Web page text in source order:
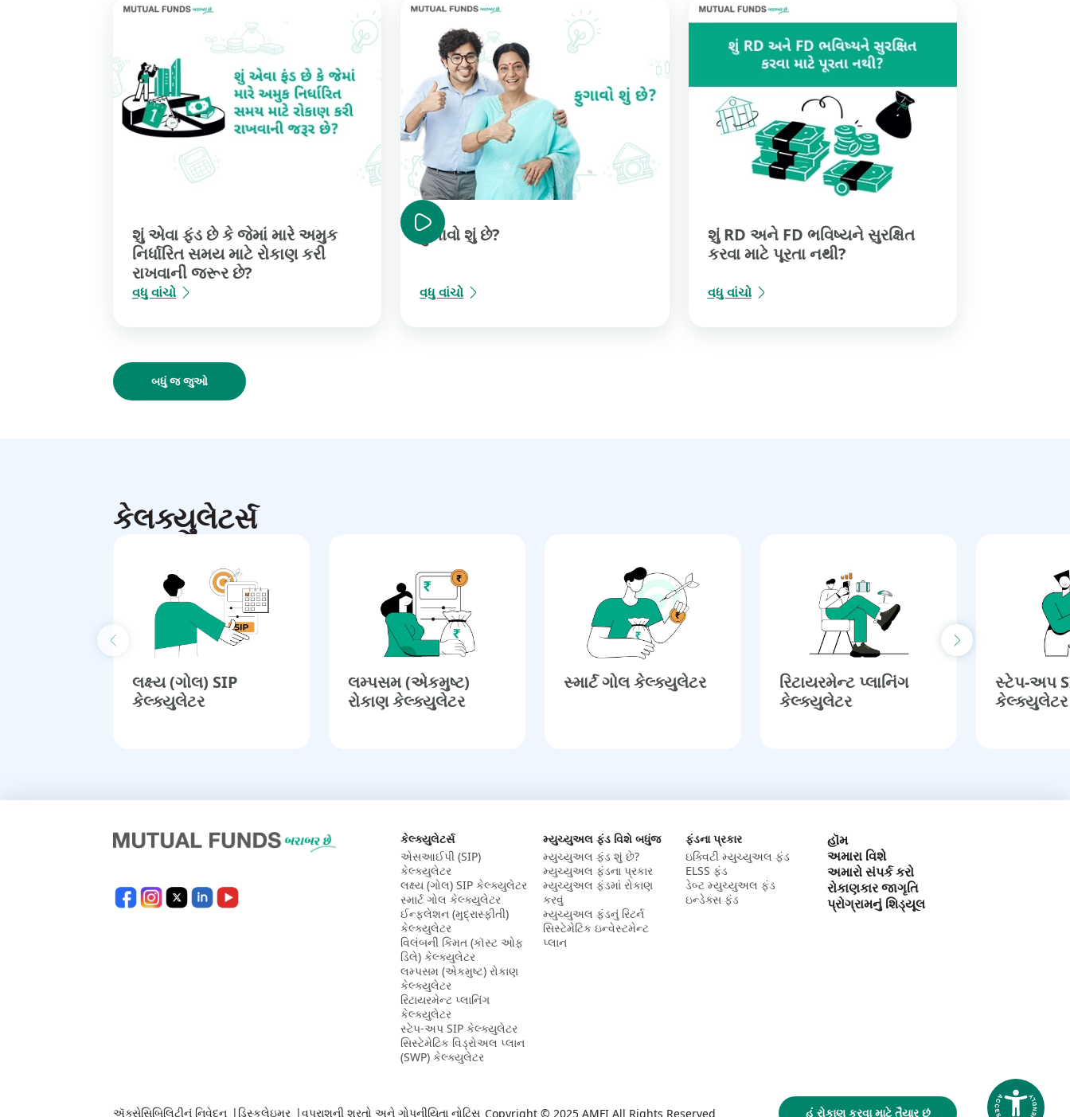
શું એવા ફંડ છે કે જેમાં મારે અમુક
નિર્ધારિત સમય માટે રોકાણ કરી
રાખવાની જરૂર છે?
વધુ વાંચો
ફુગાવો શું છે?
વધુ વાંચો
શું RD અને FD ભવિષ્યને સુરક્ષિત
કરવા માટે પૂરતા નથી?
વધુ વાંચો
બધું જ જુઓ
કેલક્યુલેટર્સ
લક્ષ્ય (ગોલ) SIP
કેલ્ક્યુલેટર​
લમ્પસમ (એકમુષ્ટ)
રોકાણ કેલ્ક્યુલેટર​
સ્માર્ટ ગોલ કેલ્ક્યુલેટર
રિટાયરમેન્ટ પ્લાનિંગ
કેલ્ક્યુલેટર​
સ્ટેપ-અપ
કેલ્ક્યુલેટર
Previous slide Next slide
કેલ્ક્યુલેટર્સ
એસઆઈપી (SIP)
કેલ્ક્યુલેટર​
લક્ષ્ય (ગોલ) SIP કેલ્ક્યુલેટર​
સ્માર્ટ ગોલ કેલ્ક્યુલેટર
ઈન્ફ્લેશન (મુદ્રાસ્ફીતી)
કેલ્ક્યુલેટર​
વિલંબની કિંમત (કૉસ્ટ ઓફ
ડિલે) કેલ્ક્યુલેટર​
લમ્પસમ (એકમુષ્ટ) રોકાણ
કેલ્ક્યુલેટર​
રિટાયરમેન્ટ પ્લાનિંગ
કેલ્ક્યુલેટર​
સ્ટેપ-અપ SIP કેલ્ક્યુલેટર
સિસ્ટેમેટિક વિડ્રોઅલ પ્લાન
(SWP) કેલ્ક્યુલેટર
મ્યુચ્યુઅલ ફંડ વિશે બધુંજ
મ્યુચ્યુઅલ ફંડ શું છે?
મ્યુચ્યુઅલ ફંડના પ્રકાર
મ્યુચ્યુઅલ ફંડમાં રોકાણ
કરવું
મ્યુચ્યુઅલ ફંડનું રિટર્ન
સિસ્ટેમેટિક ઇન્વેસ્ટમેન્ટ
પ્લાન
ફંડના પ્રકાર
ઇક્વિટી મ્યુચ્યુઅલ ફંડ
ELSS ફંડ
ડેબ્ટ મ્યુચ્યુઅલ ફંડ
ઇન્ડેક્સ ફંડ
હૉમ
અમારા વિશે
અમારો સંપર્ક કરો
રોકાણકાર જાગૃતિ
પ્રોગ્રામનું શિડ્યૂલ
ઍક્સેસિબિલિટીનું નિવેદન | ડિસ્કલેઇમર |વપરાશની શરતો અને ગોપનીયિતા નોટિસ Copyright © 2025 AMFI All Rights Reserved હું રોકાણ કરવા માટે તૈયાર છું